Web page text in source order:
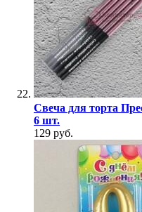
Свеча для торта
6 шт.
129 руб.